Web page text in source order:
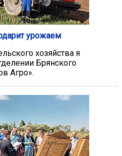
урожаем
хозяйства я
Брянского
Агро».